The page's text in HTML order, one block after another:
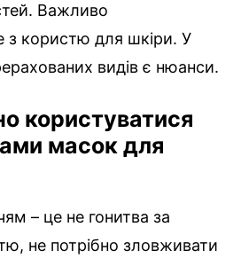
Важливо
з користю для шкіри. У
видів є нюанси.
користуватися
масок для
– це не гонитва за
не потрібно зловживати